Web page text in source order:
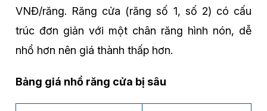
VNĐ/răng. Răng cửa (răng số 1, số 2) có cấu
trúc đơn giản với một chân răng hình nón, dễ
nhổ hơn nên giá thành thấp hơn.
Bảng giá nhổ răng cửa bị sâu